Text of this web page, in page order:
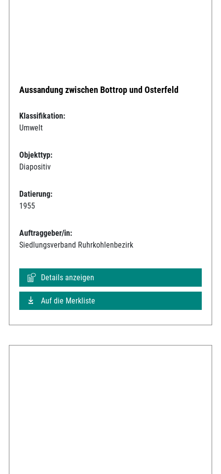
Aussandung zwischen Bottrop und Osterfeld
Klassifikation:
Umwelt
Objekttyp:
Diapositiv
Datierung:
1955
Auftraggeber/in:
Siedlungsverband Ruhrkohlenbezirk
Details anzeigen
Auf die Merkliste